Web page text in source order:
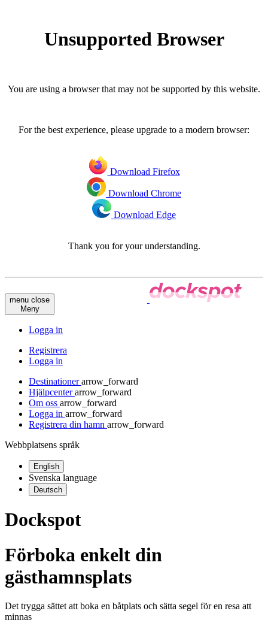
Unsupported Browser
You are using a browser that may not be supported by this website.
For the best experience, please upgrade to a modern browser:
Download Firefox
Download Chrome
Download Edge
Thank you for your understanding.
menu close
Meny
Logga in
Registrera
Logga in
Destinationerarrow_forward
Hjälpcenterarrow_forward
Om oss arrow_forward
Logga in arrow_forward
Registrera din hamn arrow_forward
Webbplatsens språk
English
Svenska language
Deutsch
Dockspot
Förboka enkelt din
gästhamnsplats
Det trygga sättet att boka en båtplats och sätta segel för en resa att
minnas